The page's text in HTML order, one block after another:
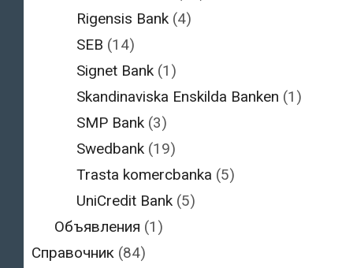
Rigensis Bank (4)
SEB (14)
Signet Bank (1)
Skandinaviska Enskilda Banken (1)
SMP Bank (3)
Swedbank (19)
Trasta komercbanka (5)
UniCredit Bank (5)
Объявления (1)
Справочник (84)